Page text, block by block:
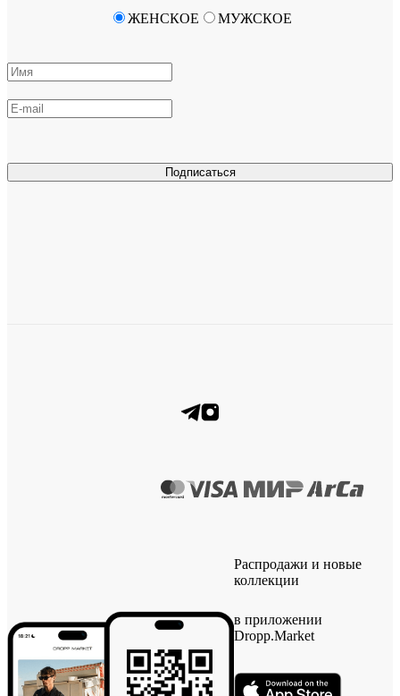
Подписаться
ЖЕНСКОЕ МУЖСКОЕ
Распродажи и новые
коллекции
в приложении
Dropp.Market